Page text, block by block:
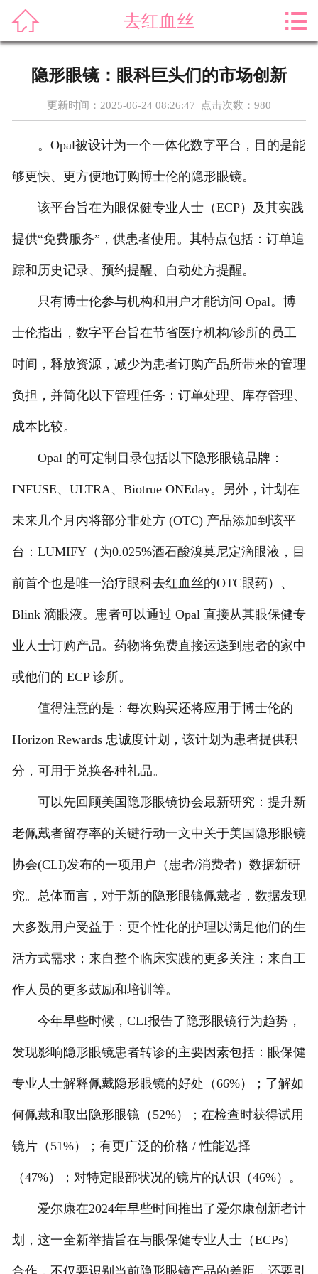
案例展示
售后服务
科普知识
荣誉资质
 去红血丝 
隐形眼镜：眼科巨头们的市场创新
更新时间：2025-06-24 08:26:47 点击次数： 980
。Opal被设计为一个一体化数字平台，目的是能
够更快、更方便地订购博士伦的隐形眼镜。
该平台旨在为眼保健专业人士（ECP）及其实践
提供“免费服务”，供患者使用。其特点包括：订单追
踪和历史记录、预约提醒、自动处方提醒。
只有博士伦参与机构和用户才能访问 Opal。博
士伦指出，数字平台旨在节省医疗机构/诊所的员工
时间，释放资源，减少为患者订购产品所带来的管理
负担，并简化以下管理任务：订单处理、库存管理、
成本比较。
Opal 的可定制目录包括以下隐形眼镜品牌：
INFUSE、ULTRA、Biotrue ONEday。另外，计划在
未来几个月内将部分非处方 (OTC) 产品添加到该平
台：LUMIFY（为0.025%酒石酸溴莫尼定滴眼液，目
前首个也是唯一治疗眼科去红血丝的OTC眼药）、
Blink 滴眼液。患者可以通过 Opal 直接从其眼保健专
业人士订购产品。药物将免费直接运送到患者的家中
或他们的 ECP 诊所。
值得注意的是：每次购买还将应用于博士伦的
Horizon Rewards 忠诚度计划，该计划为患者提供积
分，可用于兑换各种礼品。
可以先回顾美国隐形眼镜协会最新研究：提升新
老佩戴者留存率的关键行动一文中关于美国隐形眼镜
协会(CLI)发布的一项用户（患者/消费者）数据新研
究。总体而言，对于新的隐形眼镜佩戴者，数据发现
大多数用户受益于：更个性化的护理以满足他们的生
活方式需求；来自整个临床实践的更多关注；来自工
作人员的更多鼓励和培训等。
今年早些时候，CLI报告了隐形眼镜行为趋势，
发现影响隐形眼镜患者转诊的主要因素包括：眼保健
专业人士解释佩戴隐形眼镜的好处（66%）；了解如
何佩戴和取出隐形眼镜（52%）；在检查时获得试用
镜片（51%）；有更广泛的价格 / 性能选择
（47%）；对特定眼部状况的镜片的认识（46%）。
爱尔康在2024年早些时间推出了爱尔康创新者计
划，这一全新举措旨在与眼保健专业人士（ECPs）